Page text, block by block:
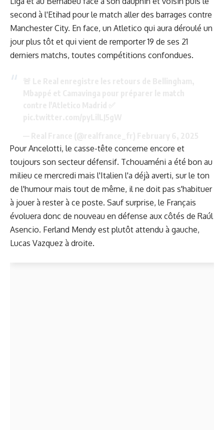
second à l'Etihad pour le match aller des barrages contre
Manchester City. En face, un Atletico qui aura déroulé un
jour plus tôt et qui vient de remporter 19 de ses 21
derniers matchs, toutes compétitions confondues.
Pour Ancelotti, le casse-tête concerne encore et
toujours son secteur défensif. Tchouaméni a été bon au
milieu ce mercredi mais l'Italien l'a déjà averti, sur le ton
de l'humourmais tout de même, il ne doit pas s'habituer
à jouer à rester à ce poste. Sauf surprise, le Français
évoluera donc de nouveau en défense aux côtés de Raúl
Asencio. Ferland Mendy est plutôt attendu à gauche,
Lucas Vazquez à droite.